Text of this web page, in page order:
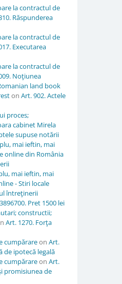
la contractul de
Răspunderea
la contractul de
Executarea
la contractul de
Noţiunea
land book
on Art. 902. Actele
proces;
cabinet Mirela
supuse notării
mai ieftin, mai
online din România
mai ieftin, mai
- Stiri locale
întreţinerii
Pret 1500 lei
constructii;
Art. 1270. Forţa
cumpărareon Art.
de ipotecă legală
cumpărareon Art.
promisiunea de